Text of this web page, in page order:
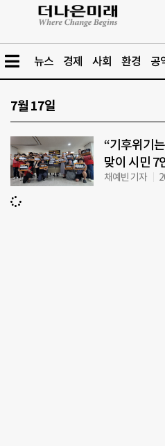
뉴스 경제 사회 환경 공
7월 17일
“기후위기
맞이 시민 7
채예빈 기자